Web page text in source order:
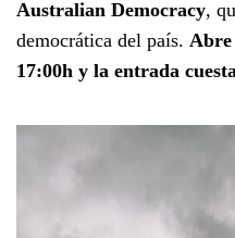
Australian Democracy,
democrática del país. Abre
17:00h y la entrada